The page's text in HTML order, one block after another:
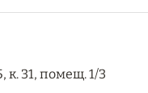
к. 31, помещ. 1/3